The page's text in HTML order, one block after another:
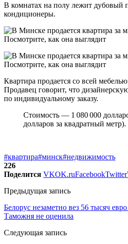
В комнатах на полу лежит дубовый
кондиционеры.
Квартира продается со всей
Продавец говорит, что
по индивидуальному заказу.
Стоимость — 1 080 000
долларов за квадратный метр).
#квартира#минск#недвижимость
226
Поделится VKOK.ruFacebookTwitter
Предыдущая запись
Белорус незаметно вез 56 тысяч
Таможня не оценила
Следующая запись